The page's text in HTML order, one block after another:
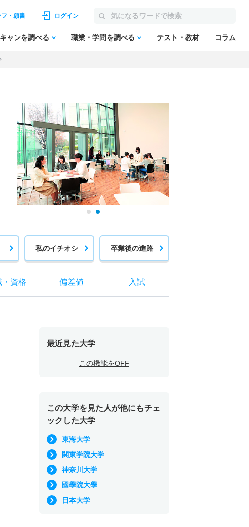
・願書 ログイン
ャンを調べる 職業・学問を調べる テスト・教材 コラム
私のイチオシ 卒業後の進路
・ 資格 偏差値 入試
最近見た大学
この機能をOFF
この大学を見た人が他にもチェ
ックした大学
東海大学
関東学院大学
神奈川大学
國學院大學
日本大学